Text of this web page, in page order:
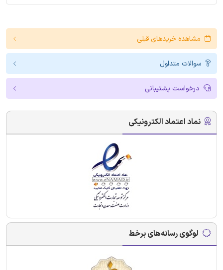
مشاهده خریدهای قبلی
سوالات متداول
درخواست پشتیبانی
نماد اعتماد الکترونیکی
لوگوی رسانه‌های برخط